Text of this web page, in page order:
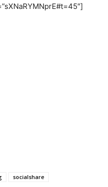
socialshare